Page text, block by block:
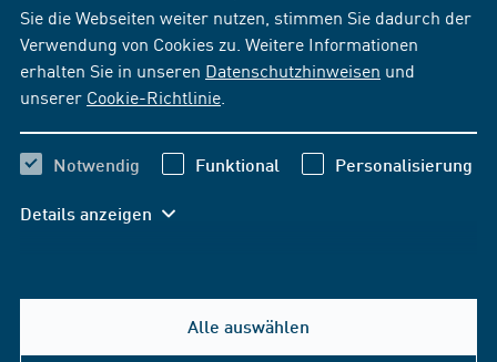
Sie die Webseiten weiter nutzen, stimmen Sie dadurch der
Verwendung von Cookies zu. Weitere Informationen
erhalten Sie in unseren Datenschutzhinweisen und
unserer Cookie-Richtlinie
Notwendig Funktional Personalisierung
Details anzeigen
Alle auswählen